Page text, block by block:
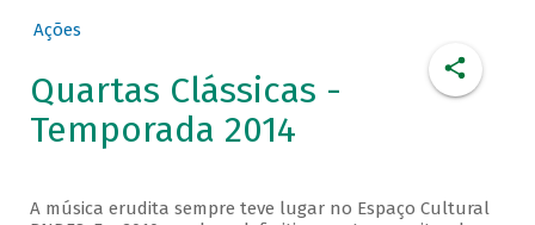
Ações
Quartas Clássicas -
Temporada 2014
A música erudita sempre teve lugar no Espaço Cultural